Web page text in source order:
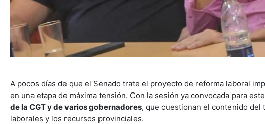
A pocos días de que el Senado trate el proyecto de reforma laboral
en una etapa de máxima tensión. Con la sesión ya convocada para
de la CGT y de varios gobernadores, que cuestionan el contenido
laborales y los recursos provinciales.